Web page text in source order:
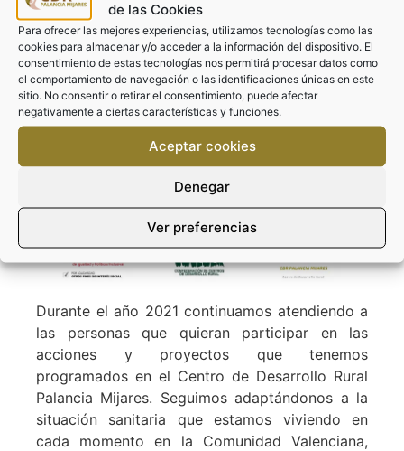
de las Cookies
Para ofrecer las mejores experiencias, utilizamos tecnologías como las
cookies para almacenar y/o acceder a la información del dispositivo. El
consentimiento de estas tecnologías nos permitirá procesar datos como
el comportamiento de navegación o las identificaciones únicas en este
sitio. No consentir o retirar el consentimiento, puede afectar
negativamente a ciertas características y funciones.
Aceptar cookies
Denegar
Ver preferencias
Todo ello con el objetivo de luchar contra la
despoblación rural y la brecha digital en las
zonas rurales de las comarcas del Alto Palancia
y del Alto Mijares.
Todo esto ha sido posible gracias a la
colaboración deCOCEDERy la financiación de
laVicepresidencia y Conselleria de Igualdad y
Políticas Inclusivas de la Generalitat
Valenciana.
Durante el año 2021 continuamos atendiendo a
las personas que quieran participar en las
acciones y proyectos que tenemos
programados en el Centro de Desarrollo Rural
Palancia Mijares. Seguimos adaptándonos a la
situación sanitaria que estamos viviendo en
cada momento en la Comunidad Valenciana,